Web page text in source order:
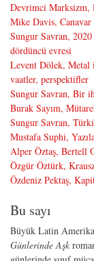
Devrimci Marksizm,
Mike Davis, Canavar
Sungur Savran,
dördüncü evresi
Levent Dölek, Metal
vaatler, perspektifler
Sungur Savran, Bir
Burak Sayım,
Sungur Savran,
Mustafa Suphi,
Alper Öztaş, Bertell
Özgür Öztürk,
Özdeniz Pektaş,
Bu sayı
Büyük Latin
Günlerinde Aşk